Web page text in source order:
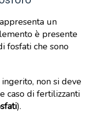
un
è presente
fosfati che sono
non si deve
caso di fertilizzanti
).